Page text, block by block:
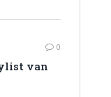
0
van